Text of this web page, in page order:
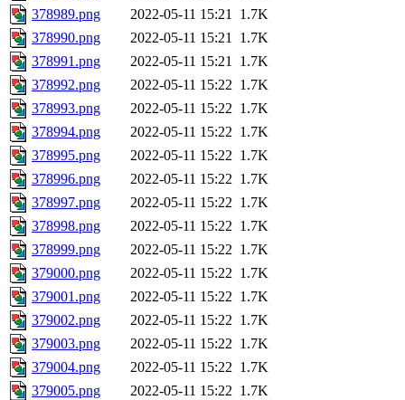
378989.png
2022-05-11 15:21 1.7K
378990.png
2022-05-11 15:21 1.7K
378991.png
2022-05-11 15:21 1.7K
378992.png
2022-05-11 15:22 1.7K
378993.png
2022-05-11 15:22 1.7K
378994.png
2022-05-11 15:22 1.7K
378995.png
2022-05-11 15:22 1.7K
378996.png
2022-05-11 15:22 1.7K
378997.png
2022-05-11 15:22 1.7K
378998.png
2022-05-11 15:22 1.7K
378999.png
2022-05-11 15:22 1.7K
379000.png
2022-05-11 15:22 1.7K
379001.png
2022-05-11 15:22 1.7K
379002.png
2022-05-11 15:22 1.7K
379003.png
2022-05-11 15:22 1.7K
379004.png
2022-05-11 15:22 1.7K
379005.png
2022-05-11 15:22 1.7K